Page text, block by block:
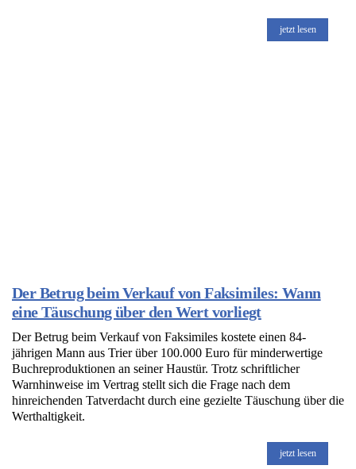
jetzt lesen
Der Betrug beim Verkauf von Faksimiles: Wann
eine Täuschung über den Wert vorliegt
Der Betrug beim Verkauf von Faksimiles kostete einen 84-
jährigen Mann aus Trier über 100.000 Euro für minderwertige
Buchreproduktionen an seiner Haustür. Trotz schriftlicher
Warnhinweise im Vertrag stellt sich die Frage nach dem
hinreichenden Tatverdacht durch eine gezielte Täuschung über die
Werthaltigkeit.
jetzt lesen